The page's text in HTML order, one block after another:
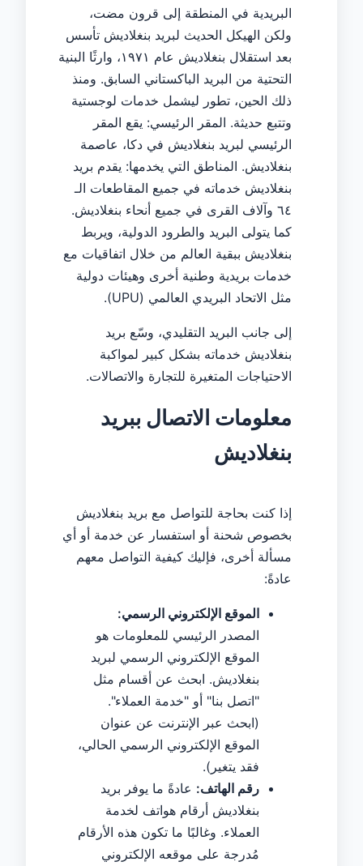
البريدية في المنطقة إلى قرون مضت،
ولكن الهيكل الحديث لبريد بنغلاديش تأسس
بعد استقلال بنغلاديش عام ١٩٧١، وارثًا البنية
التحتية من البريد الباكستاني السابق. ومنذ
ذلك الحين، تطور ليشمل خدمات لوجستية
وتتبع حديثة. المقر الرئيسي: يقع المقر
الرئيسي لبريد بنغلاديش في دكا، عاصمة
بنغلاديش. المناطق التي يخدمها: يقدم بريد
بنغلاديش خدماته في جميع المقاطعات الـ
٦٤ وآلاف القرى في جميع أنحاء بنغلاديش.
كما يتولى البريد والطرود الدولية، ويربط
بنغلاديش ببقية العالم من خلال اتفاقيات مع
خدمات بريدية وطنية أخرى وهيئات دولية
مثل الاتحاد البريدي العالمي (UPU).
إلى جانب البريد التقليدي، وسّع بريد
بنغلاديش خدماته بشكل كبير لمواكبة
الاحتياجات المتغيرة للتجارة والاتصالات.
معلومات الاتصال ببريد
بنغلاديش
إذا كنت بحاجة للتواصل مع بريد بنغلاديش
بخصوص شحنة أو استفسار عن خدمة أو أي
مسألة أخرى، فإليك كيفية التواصل معهم
عادةً:
الموقع الإلكتروني الرسمي:
المصدر الرئيسي للمعلومات هو
الموقع الإلكتروني الرسمي لبريد
بنغلاديش. ابحث عن أقسام مثل
"اتصل بنا" أو "خدمة العملاء".
(ابحث عبر الإنترنت عن عنوان
الموقع الإلكتروني الرسمي الحالي،
فقد يتغير).
رقم الهاتف: عادةً ما يوفر بريد
بنغلاديش أرقام هواتف لخدمة
العملاء. وغالبًا ما تكون هذه الأرقام
مُدرجة على موقعه الإلكتروني